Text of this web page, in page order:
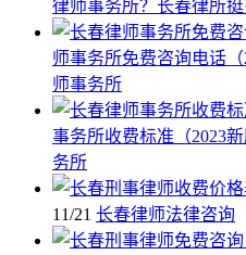
律师事务所？长春律所
师事务所免费咨询电话（
师事务所
事务所收费标准（2023新
务所
11/21 长春律师法律咨询